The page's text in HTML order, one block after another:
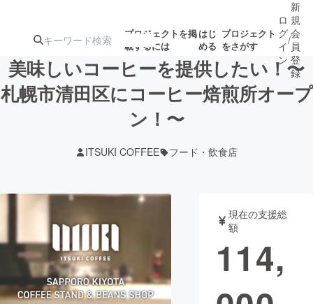
プロジェクトを掲
載するには
はじ
める
プロジェクト
をさがす
注目の新着プロ募集終了が近いプ
テクノロジー・ガジェット
映像・映画 書籍・雑誌
ビジネス・起業 チャレンジ
ロ
グ
イ
ン
/
新
規
会
員
登
録
美味しいコーヒーを提供したい！〜
札幌市清田区にコーヒー焙煎所オープ
ン！〜
ITSUKI COFFEE フード・飲食店
現在の支援総
額
114,